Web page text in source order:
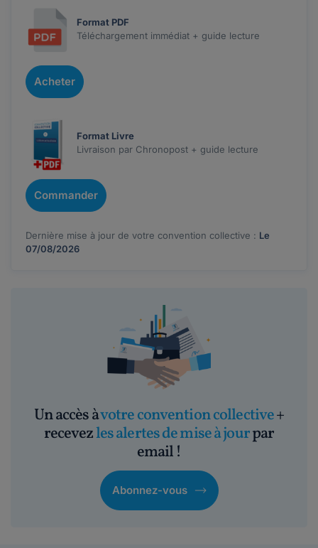
Format PDF
Téléchargement immédiat + guide lecture
Acheter
Format Livre
Livraison par Chronopost + guide lecture
Commander
Dernière mise à jour de votre convention collective : Le
07/08/2026
Un accès àvotre convention collective+
recevezles alertes de mise à jourpar
email !
Abonnez-vous